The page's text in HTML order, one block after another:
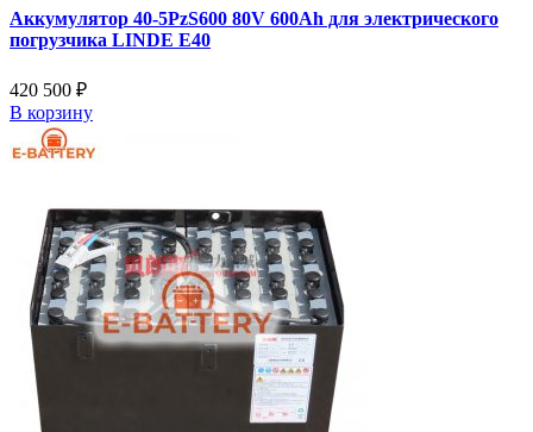
Аккумулятор 40-5PzS600 80V 600Ah для электрического
погрузчика LINDE E40
420 500 ₽
В корзину